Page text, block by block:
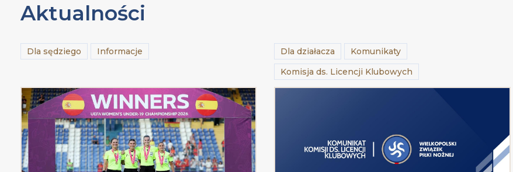
Aktualności
Dla sędziego Informacje Dla działacza
Komunikaty
Komisja ds. Licencji Klubowych